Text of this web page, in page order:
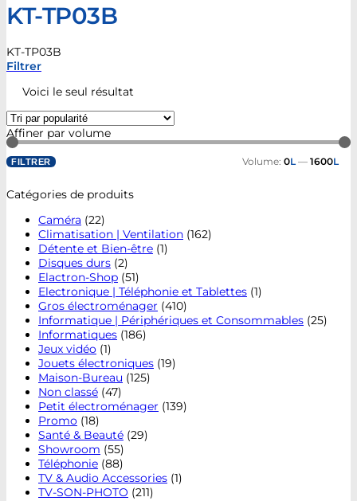
KT-TP03B
KT-TP03B
Filtrer
Voici le seul résultat
Affiner par volume
FILTRER Volume: 0L — 1600L
Catégories de produits
Caméra (22)
Climatisation | Ventilation (162)
Détente et Bien-être (1)
Disques durs (2)
Elactron-Shop (51)
Electronique | Téléphonie et Tablettes (1)
Gros électroménager (410)
Informatique | Périphériques et Consommables (25)
Informatiques (186)
Jeux vidéo (1)
Jouets électroniques (19)
Maison-Bureau (125)
Non classé (47)
Petit électroménager (139)
Promo (18)
Santé & Beauté (29)
Showroom (55)
Téléphonie (88)
TV & Audio Accessories (1)
TV-SON-PHOTO (211)